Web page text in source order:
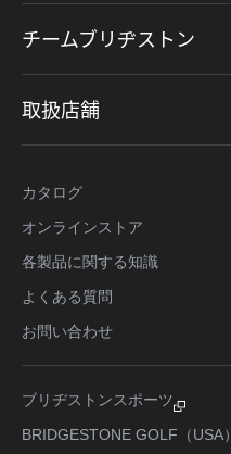
チームブリヂストン
取扱店舗
カタログ
オンラインストア
各製品に関する知識
よくある質問
お問い合わせ
ブリヂストンスポーツ
BRIDGESTONE GOLF（USA）